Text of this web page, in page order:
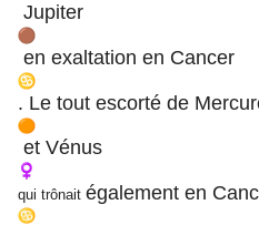
Jupiter
en exaltation en Cancer
. Le tout escorté de
et Vénus
qui trônait également en